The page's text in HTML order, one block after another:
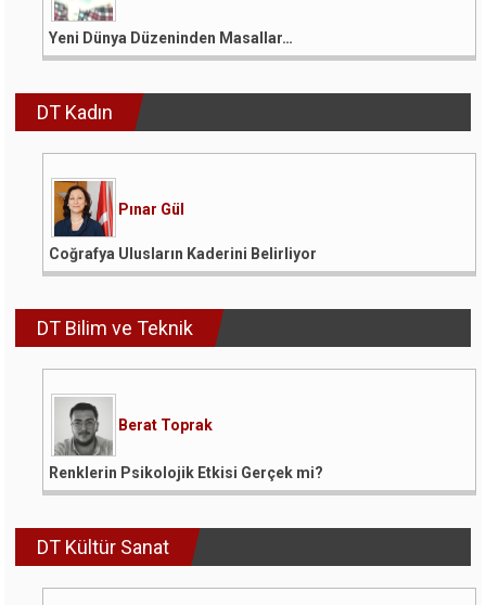
Yeni Dünya Düzeninden Masallar…
DT Kadın
Pınar Gül
Coğrafya Ulusların Kaderini Belirliyor
DT Bilim ve Teknik
Berat Toprak
Renklerin Psikolojik Etkisi Gerçek mi?
DT Kültür Sanat